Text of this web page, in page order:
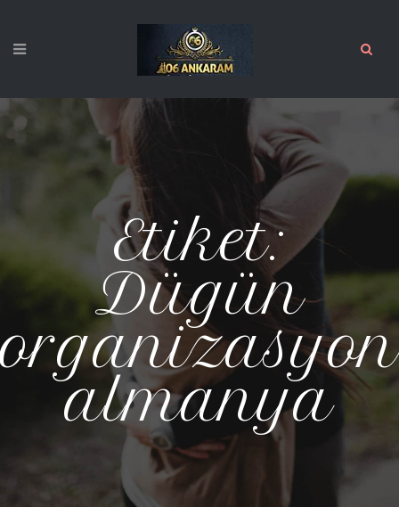
Etiket:
Dügün
organizasyon
almanya